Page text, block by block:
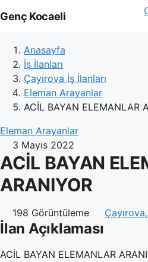
Genç Kocaeli
Anasayfa
İş İlanları
Çayırova İş İlanları
Eleman Arayanlar
ACİL BAYAN ELEMANLAR
Eleman Arayanlar
3 Mayıs 2022
ACİL BAYAN
ARANIYOR
198 Görüntüleme
İlan Açıklaması
ACİL BAYAN ELEMANLAR